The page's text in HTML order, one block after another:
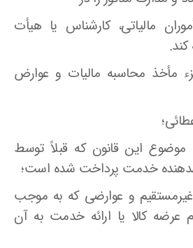
مالیاتی، کارشناس یا هیأت
کند.
زیر جزء مأخذ محاسبه مالیات و عوارض
این قانون که قبلاً توسط
خدمت پرداخت شده است؛
و عوارضی که به موجب
عرضه کالا یا ارائه خدمت به آن